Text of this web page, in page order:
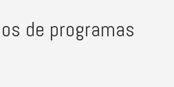
de programas